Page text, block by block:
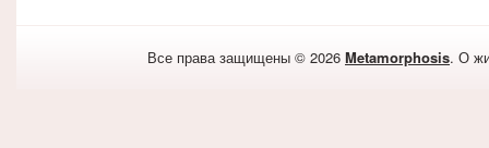
Все права защищены © 2026 Metamorphosis. О